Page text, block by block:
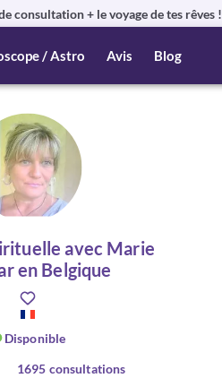
consultation + le voyage de tes rêves !
/ Astro Avis Blog
avec Marie
en Belgique
Disponible
1695 consultations